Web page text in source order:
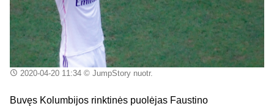
2020-04-20 11:34© JumpStory nuotr.
Buvęs Kolumbijos rinktinės puolėjas Faustino